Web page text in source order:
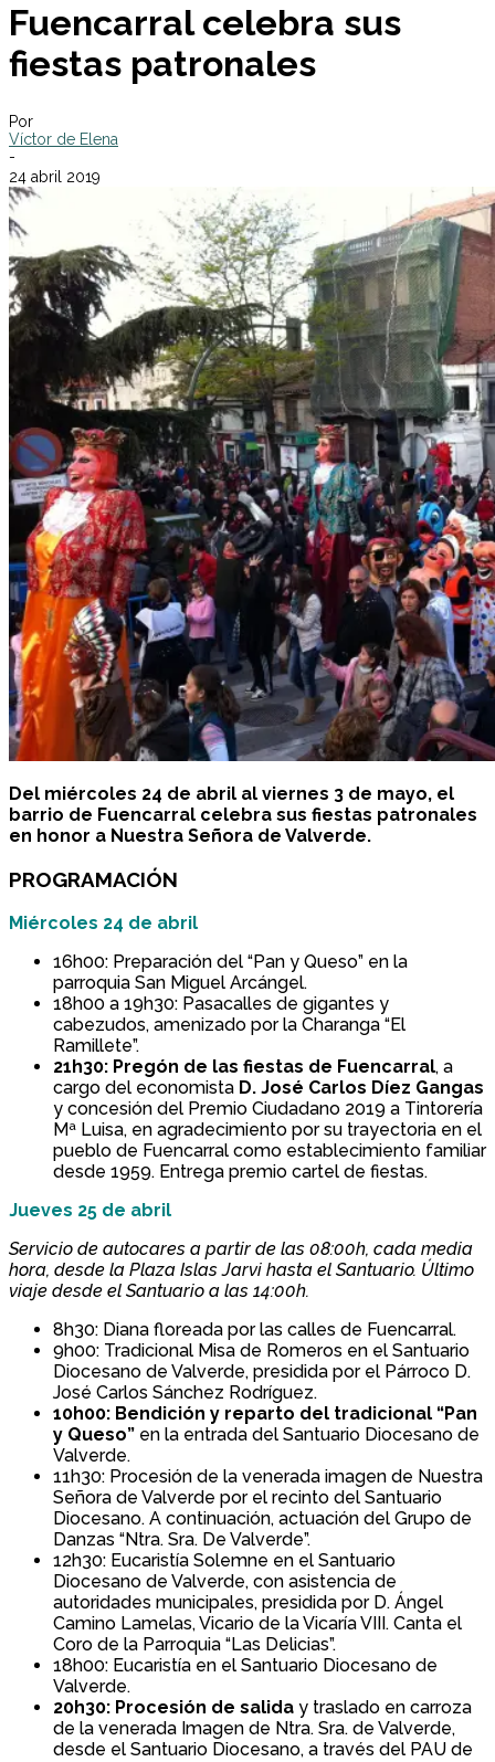
Fuencarral celebra sus
fiestas patronales
Por
Víctor de Elena
-
24 abril 2019
Del miércoles 24 de abril al viernes 3 de mayo, el
barrio de Fuencarral celebra sus fiestas patronales
en honor a Nuestra Señora de Valverde.
PROGRAMACIÓN
Miércoles 24 de abril
16h00: Preparación del “Pan y Queso” en la
parroquia San Miguel Arcángel.
18h00 a 19h30: Pasacalles de gigantes y
cabezudos, amenizado por la Charanga “El
Ramillete”.
21h30: Pregón de las fiestas de Fuencarral, a
cargo del economista D. José Carlos Díez Gangas
y concesión del Premio Ciudadano 2019 a Tintorería
Mª Luisa, en agradecimiento por su trayectoria en el
pueblo de Fuencarral como establecimiento familiar
desde 1959. Entrega premio cartel de fiestas.
Jueves 25 de abril
Servicio de autocares a partir de las 08:00h, cada media
hora, desde la Plaza Islas Jarvi hasta el Santuario. Último
viaje desde el Santuario a las 14:00h.
8h30: Diana floreada por las calles de Fuencarral.
9h00: Tradicional Misa de Romeros en el Santuario
Diocesano de Valverde, presidida por el Párroco D.
José Carlos Sánchez Rodríguez.
10h00: Bendición y reparto del tradicional “Pan
y Queso” en la entrada del Santuario Diocesano de
Valverde.
11h30: Procesión de la venerada imagen de Nuestra
Señora de Valverde por el recinto del Santuario
Diocesano. A continuación, actuación del Grupo de
Danzas “Ntra. Sra. De Valverde”.
12h30: Eucaristía Solemne en el Santuario
Diocesano de Valverde, con asistencia de
autoridades municipales, presidida por D. Ángel
Camino Lamelas, Vicario de la Vicaría VIII. Canta el
Coro de la Parroquia “Las Delicias”.
18h00: Eucaristía en el Santuario Diocesano de
Valverde.
20h30: Procesión de salida y traslado en carroza
de la venerada Imagen de Ntra. Sra. de Valverde,
desde el Santuario Diocesano, a través del PAU de